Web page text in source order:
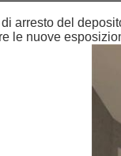
arresto del
le nuove